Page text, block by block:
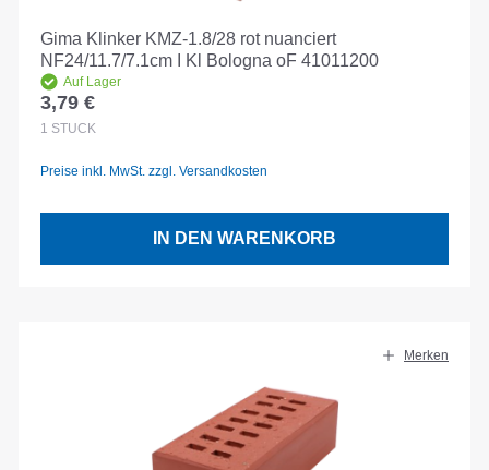
Gima Klinker KMZ-1.8/28 rot nuanciert
NF24/11.7/7.1cm I Kl Bologna oF 41011200
Auf Lager
Regulärer Preis:
3,79 €
1 STÜCK
Preise inkl. MwSt. zzgl. Versandkosten
IN DEN WARENKORB
Merken